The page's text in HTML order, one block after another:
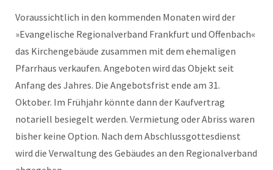
Voraussichtlich in den kommenden Monaten wird der
»Evangelische Regionalverband Frankfurt und Offenbach«
das Kirchengebäude zusammen mit dem ehemaligen
Pfarrhaus verkaufen. Angeboten wird das Objekt seit
Anfang des Jahres. Die Angebotsfrist ende am 31.
Oktober. Im Frühjahr könnte dann der Kaufvertrag
notariell besiegelt werden. Vermietung oder Abriss waren
bisher keine Option. Nach dem Abschlussgottesdienst
wird die Verwaltung des Gebäudes an den Regionalverband